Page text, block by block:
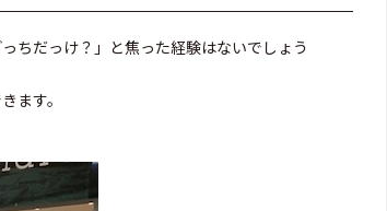
ちだっけ？」と焦った経験はないでしょう
ます。